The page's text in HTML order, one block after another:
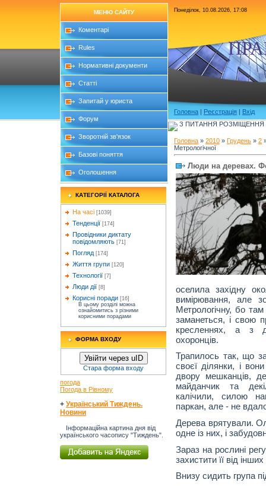
МЕНЮ САЙТУ
Коментарі
Rules
Нормативні документи
Статті
Запитай у юриста
Форум
Зворотній зв'язок
Базові поняття
Оголошення
КАТЕГОРІЇ КАТАЛОГА
На часі [1039]
Тенденції [174]
Провідники диктату
повідомляють [71]
Погляд [174]
Життя групи [120]
Технології [7]
Люди дії [8]
Корисні поради [16]
В цьому розділі можна
ознайомитись з різними
корисними порадами
ФОРМА ВХОДУ
Увійти через uID
Стара форма входу
погода
Погода в Рівному
+ Український Тиждень.
Новини
Інформаційна картина дня від
українського часопису "Тиждень".
Понеділок, 10.08.2026, 17:08
Головна | Реєстрація | Вхід
З ПИТАННЯ РОЗМІЩЕННЯ
Головна » 2010 » Грудень » 2
Метрологічної
Люди на деревах.
оселила західну
вимірювання, але
Метрологічну, бо
заманеться, і свою
кресленнях, а з
охоронців.
Трапилось так, що
своєї ділянки, і
двору мешканців,
майданчик та
калічили, силою
паркан, але - не
Дерева врятували.
одне із них, і
Зараз на рослині
захистити її від
Внизу сидить група